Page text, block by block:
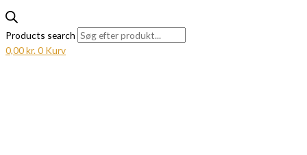
Products search
0,00kr.0 Kurv